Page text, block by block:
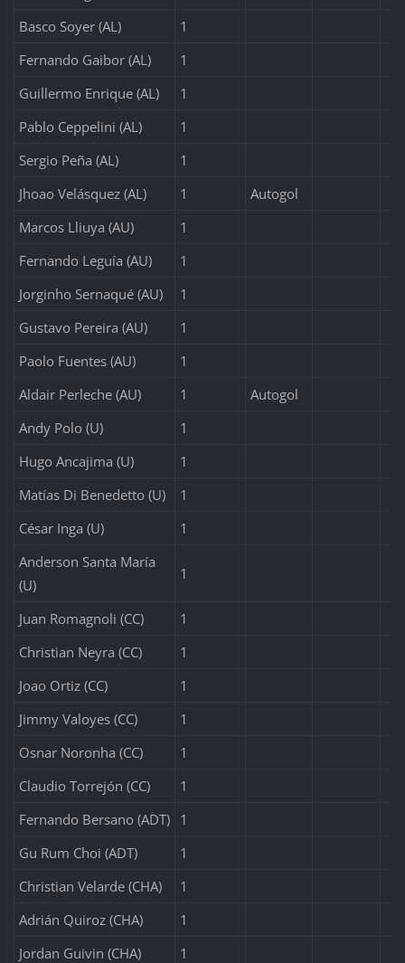
Basco Soyer (AL)
1
Fernando Gaibor (AL)
1
Guillermo Enrique (AL)
1
Pablo Ceppelini (AL)
1
Sergio Peña (AL)
1
Jhoao Velásquez (AL)
1
Autogol
Marcos Lliuya (AU)
1
Fernando Leguía (AU)
1
Jorginho Sernaqué (AU)
1
Gustavo Pereira (AU)
1
Paolo Fuentes (AU)
1
Aldair Perleche (AU)
1
Autogol
Andy Polo (U)
1
Hugo Ancajima (U)
1
Matías Di Benedetto (U)
1
César Inga (U)
1
Anderson Santa María
(U)
1
Juan Romagnoli (CC)
1
Christian Neyra (CC)
1
Joao Ortiz (CC)
1
Jimmy Valoyes (CC)
1
Osnar Noronha (CC)
1
Claudio Torrejón (CC)
1
Fernando Bersano (ADT)
1
Gu Rum Choi (ADT)
1
Christian Velarde (CHA)
1
Adrián Quiroz (CHA)
1
Jordan Guivin (CHA)
1